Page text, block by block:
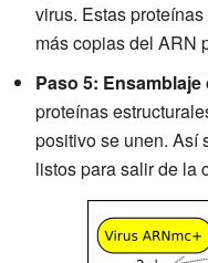
virus. Estas
más copias del ARN
Paso 5:
proteínas
positivo se unen. Así
listos para salir de la